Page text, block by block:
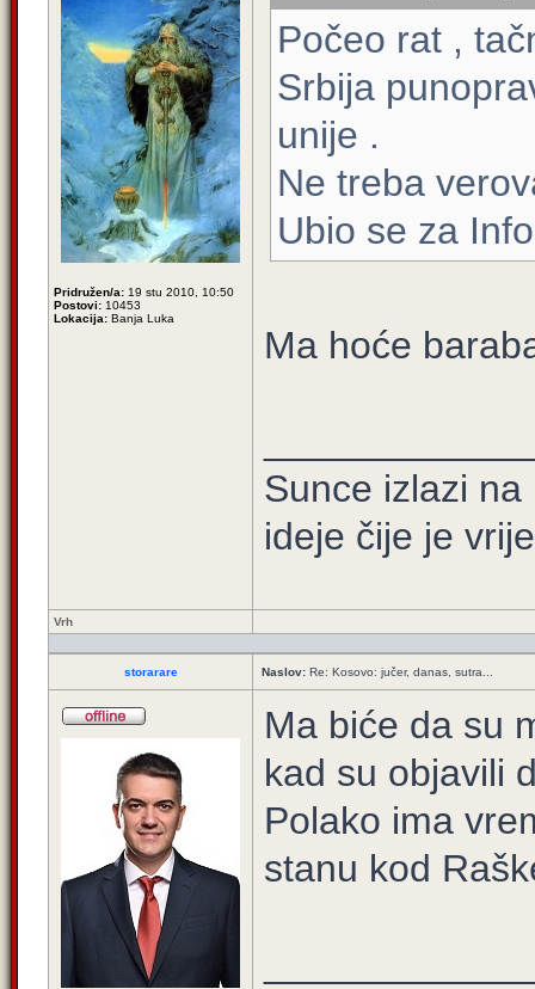
Pridružen/a: 19 stu 2010, 10:50
Postovi: 10453
Lokacija: Banja Luka
Počeo rat ,
Srbija
unije .
Ne treba
Ubio se za
Ma hoće
Sunce izlazi
ideje čije je
Vrh
storarare Naslov: Re: Kosovo: jučer, danas, sutra...
Ma biće da su
kad su objavili
Polako ima
stanu kod